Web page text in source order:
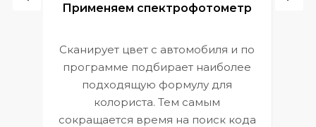
Применяем спектрофотометр
Сканирует цвет с автомобиля и по
программе подбирает наиболее
подходящую формулу для
колориста. Тем самым
сокращается время на поиск кода